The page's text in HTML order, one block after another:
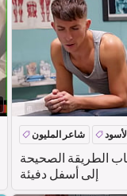
الطريقة الصحيحة
إلى أسفل دفيئة
شاعر المليون